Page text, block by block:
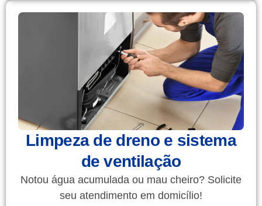
Limpeza de dreno e sistema
de ventilação
Notou água acumulada ou mau cheiro? Solicite
seu atendimento em domicílio!